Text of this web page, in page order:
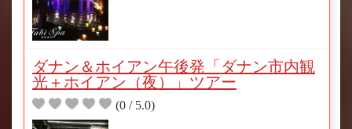
ダナン＆ホイアン午後発「ダナン市内観
光＋ホイアン（夜）」ツアー
(0 / 5.0)